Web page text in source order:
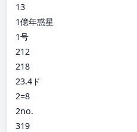
13
1億年惑星
1号
212
218
23.4ド
2=8
2no.
319